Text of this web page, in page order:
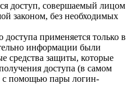
доступ, совершаемый лицом
законом, без необходимых
применяется только в
информации были
средства защиты, которые
доступа (в самом
с помощью пары логин-